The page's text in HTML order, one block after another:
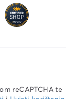
reCAPTCHA te